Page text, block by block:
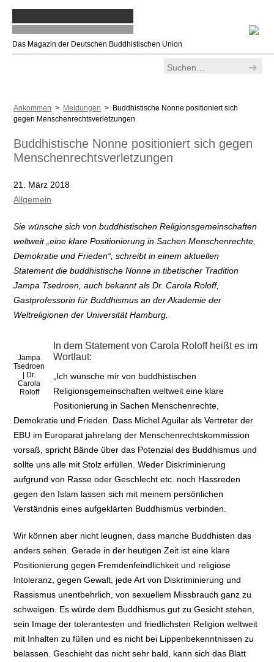
Das Magazin der Deutschen Buddhistischen Union
Ankommen > Meldungen > Buddhistische Nonne positioniert sich
gegen Menschenrechtsverletzungen
Buddhistische Nonne positioniert sich gegen
Menschenrechtsverletzungen
21. März 2018
Allgemein
Sie wünsche sich von buddhistischen Religionsgemeinschaften
weltweit „eine klare Positionierung in Sachen Menschenrechte,
Demokratie und Frieden“, schreibt in einem aktuellen
Statement die buddhistische Nonne in tibetischer Tradition
Jampa Tsedroen, auch bekannt als Dr. Carola Roloff,
Gastprofessorin für Buddhismus an der Akademie der
Weltreligionen der Universität Hamburg.
Jampa
Tsedroen
| Dr.
Carola
Roloff
In dem Statement von Carola Roloff heißt es im
Wortlaut:
„Ich wünsche mir von buddhistischen
Religionsgemeinschaften weltweit eine klare
Positionierung in Sachen Menschenrechte,
Demokratie und Frieden. Dass Michel Aguilar als Vertreter der
EBU im Europarat jahrelang der Menschenrechtskommission
vorsaß, spricht Bände über das Potenzial des Buddhismus und
sollte uns alle mit Stolz erfüllen. Weder Diskriminierung
aufgrund von Rasse oder Geschlecht etc. noch Hassreden
gegen den Islam lassen sich mit meinem persönlichen
Verständnis eines aufgeklärten Buddhismus verbinden.
Wir können aber nicht leugnen, dass manche Buddhisten das
anders sehen. Gerade in der heutigen Zeit ist eine klare
Positionierung gegen Fremdenfeindlichkeit und religiöse
Intoleranz, gegen Gewalt, jede Art von Diskriminierung und
Rassismus unentbehrlich, von sexuellem Missbrauch ganz zu
schweigen. Es würde dem Buddhismus gut zu Gesicht stehen,
sein Image der tolerantesten und friedlichsten Religion weltweit
mit Inhalten zu füllen und es nicht bei Lippenbekenntnissen zu
belassen. Geschieht das nicht sehr bald, kann sich das Blatt